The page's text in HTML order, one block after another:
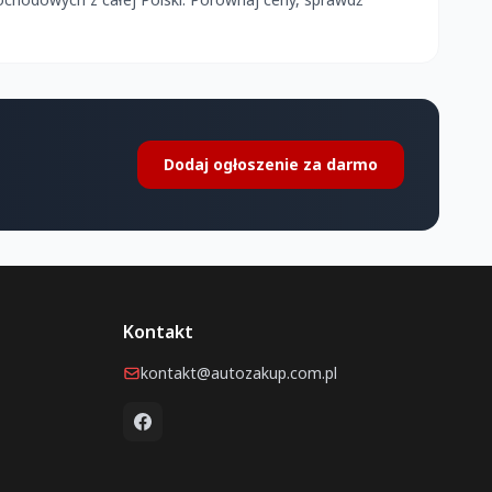
Dodaj ogłoszenie za darmo
Kontakt
kontakt@autozakup.com.pl